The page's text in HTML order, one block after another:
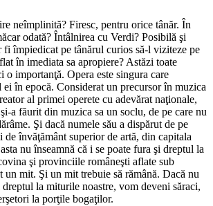
neîmplinită? Firesc, pentru orice tânăr. În
odată? Întâlnirea cu Verdi? Posibilă şi
fi împiedicat pe tânărul cu­rios să-l viziteze pe
în imediata sa apropiere? Astăzi toate
o importanţă. Opera este sin­gura care
ei în epocă. Considerat un precursor în muzica
al primei operete cu adevărat naţionale,
a făurit din muzica sa un soclu, de pe care nu
Şi dacă numele său a dispărut de pe
în­văţământ superior de artă, din capitala
nu înseamnă că i se poate fura şi dreptul la
şi provinciile româneşti aflate sub
un mit. Şi un mit trebuie să rămână. Dacă nu
dreptul la miturile noastre, vom deveni săraci,
la porţile bogaţilor.